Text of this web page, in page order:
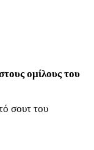
ομίλους του
σουτ του